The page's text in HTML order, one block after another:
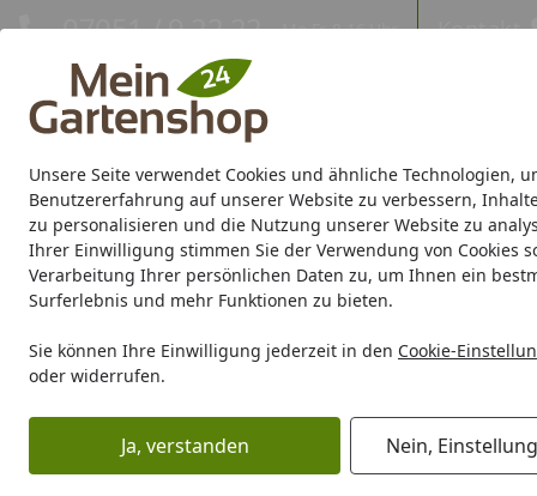
Unsere Seite verwendet Cookies und ähnliche Technologien,
Benutzererfahrung auf unserer Website zu verbessern,
zu personalisieren und die Nutzung unserer Website zu
Ihrer Einwilligung stimmen Sie der Verwendung von Cookies
Verarbeitung Ihrer persönlichen Daten zu, um Ihnen ein
Surferlebnis und mehr Funktionen zu bieten.
Sie können Ihre Einwilligung jederzeit in den Cookie-
oder widerrufen.
Ja, verstanden Nein,
Eigene Montage-Teams
07051 / 9 22 22 Mo-Fr. 8-16 Uhr Kontakt
Gartenhaus Gerätehaus Gewächshaus Carport/
Marken Sale %
Karibu Pools inkl.
Dein Traumpool im Sorglos-
Wellness Saunen / Wellness Massivholzsauna Weka